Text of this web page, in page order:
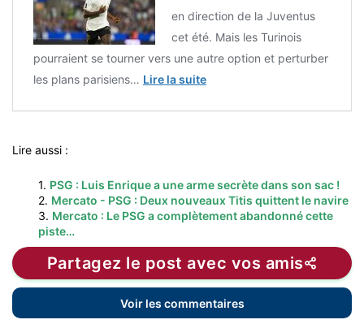
en direction de la Juventus
cet été. Mais les Turinois
pourraient se tourner vers une autre option et perturber
les plans parisiens… Lire la suite
Lire aussi :
1. PSG : Luis Enrique a une arme secrète dans son sac !
2. Mercato - PSG : Deux nouveaux Titis quittent le navire
3. Mercato : Le PSG a complètement abandonné cette
piste…
Partagez le post avec vos amis
Voir les commentaires